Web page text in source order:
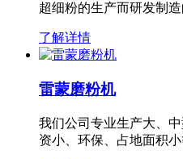
超细粉的生产而研发制
了解详情
雷蒙磨粉机
我们公司专业生产大、
资小、环保、占地面积